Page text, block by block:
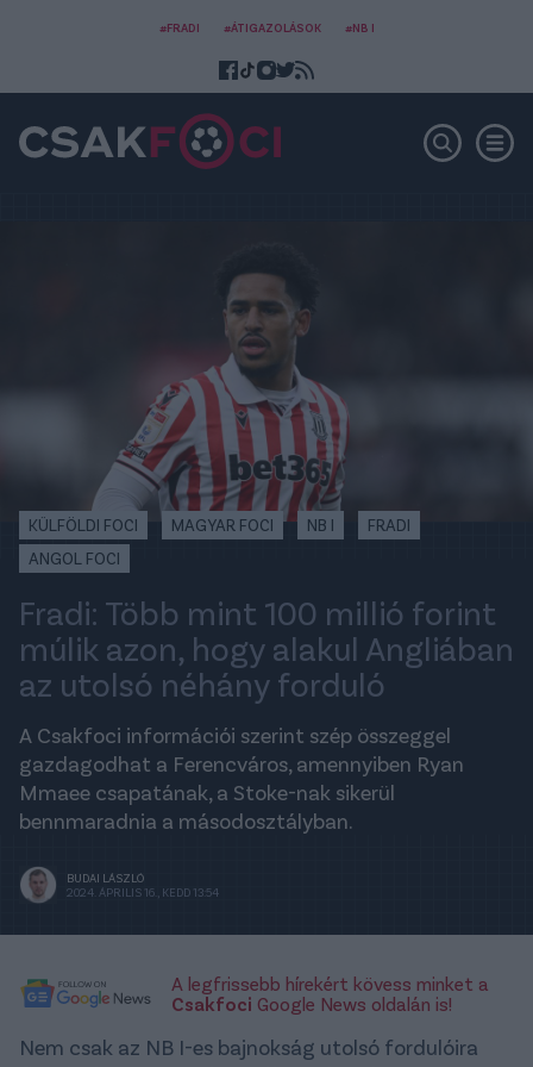
#FRADI #ÁTIGAZOLÁSOK #NB I
KÜLFÖLDI FOCI MAGYAR FOCI NB I
FRADI
ANGOL FOCI
Fradi: Több mint 100 millió forint
múlik azon, hogy alakul Angliában
az utolsó néhány forduló
A Csakfoci információi szerint szép összeggel
gazdagodhat a Ferencváros, amennyiben Ryan
Mmaee csapatának, a Stoke-nak sikerül
bennmaradnia a másodosztályban.
BUDAI LÁSZLÓ
2024. ÁPRILIS 16., KEDD 13:54
A legfrissebb hírekért kövess minket a
Csakfoci Google News oldalán is!
Nem csak az NB I-es bajnokság utolsó fordulóira